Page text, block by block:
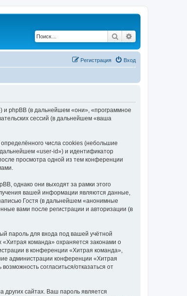
Поиск
Вход
Регистрация
и phpBB (в дальнейшем «они», «программное
сессий (в дальнейшем «ваша
числа cookies (небольшие
«user-id») и идентификатор
просмотра одной из тем конференции
однако они выходят за рамки этого
вашей информации являются данные,
Гостя (в дальнейшем «анонимные
вами после регистрации и авторизации (в
пароль для входа под вашей учётной
команда» охраняется законами о
в конференции «Хитрая команда»,
администрации конференции «Хитрая
согласиться/отказаться от
сайтах. Ваш пароль является